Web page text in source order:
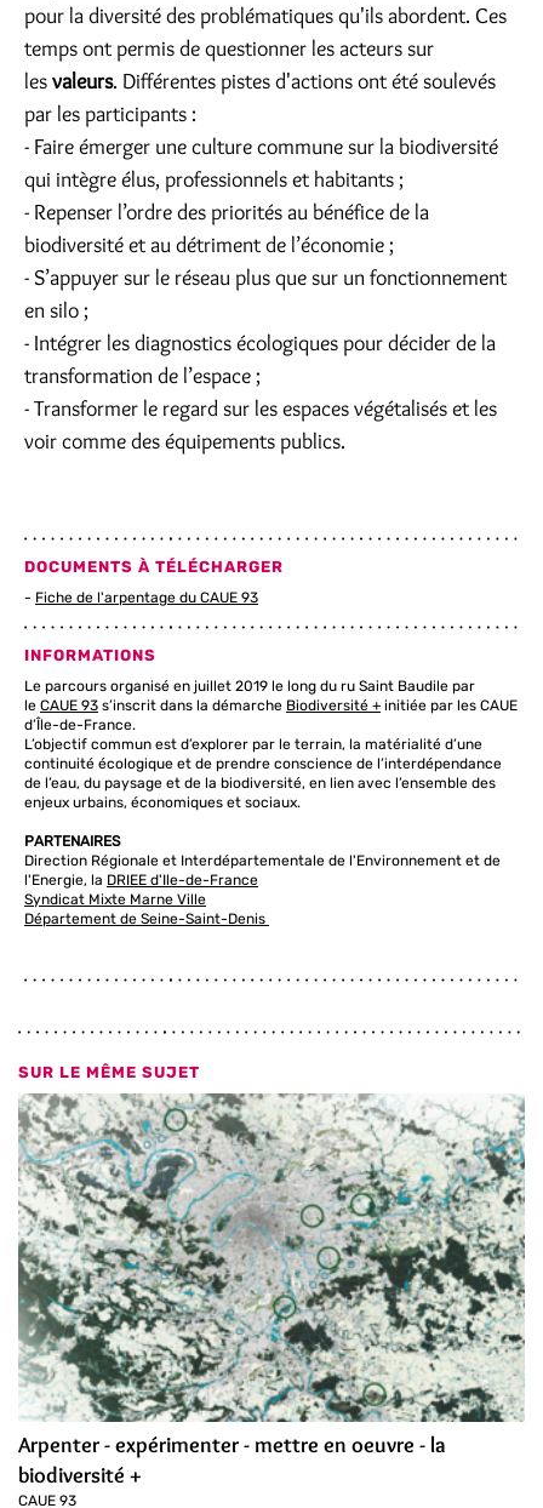
pour la diversité des problématiques qu'ils abordent. Ces
temps ont permis de questionner les acteurs sur
lesvaleurs. Différentes pistes d'actions ont été soulevés
par les participants :
- Faire émerger une culture commune sur la biodiversité
qui intègre élus, professionnels et habitants ;
- Repenser l’ordre des priorités au bénéfice de la
biodiversité et au détriment de l’économie ;
- S’appuyer sur le réseau plus que sur un fonctionnement
en silo ;
- Intégrer les diagnostics écologiques pour décider de la
transformation de l’espace ;
- Transformer le regard sur les espaces végétalisés et les
voir comme des équipements publics.
DOCUMENTS À TÉLÉCHARGER
Fiche de l'arpentage du CAUE 93
INFORMATIONS
Le parcours organisé en juillet 2019 le long du ru Saint Baudile par
le CAUE 93 s’inscrit dans la démarche Biodiversité + initiée par les CAUE
d’Île-de-France.
L’objectif commun est d’explorer par le terrain, la matérialité d’une
continuité écologique et de prendre conscience de l’interdépendance
de l’eau, du paysage et de la biodiversité, en lien avec l’ensemble des
enjeux urbains, économiques et sociaux.
PARTENAIRES
Direction Régionale et Interdépartementale de l'Environnement et de
l'Energie, la DRIEE d'Ile-de-France
Syndicat Mixte Marne Ville
Département de Seine-Saint-Denis
SUR LE MÊME SUJET
Arpenter - expérimenter - mettre en oeuvre - la
biodiversité +
CAUE 93